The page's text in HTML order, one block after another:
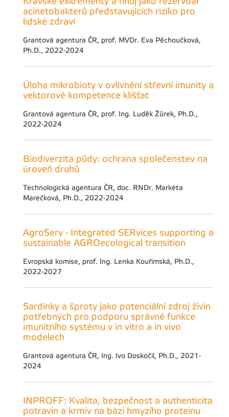
acinetobakterů představujících riziko pro
lidské zdraví
Grantová agentura ČR, prof. MVDr. Eva Pěchoučková,
Ph.D., 2022-2024
Úloha mikrobioty v ovlivnění střevní imunity a
vektorové kompetence klíšťat
Grantová agentura ČR, prof. Ing. Luděk Žůrek, Ph.D.,
2022-2024
Biodiverzita půdy: ochrana společenstev na
úroveň druhů
Technologická agentura ČR, doc. RNDr. Markéta
Marečková, Ph.D., 2022-2024
AgroServ - Integrated SERvices supporting a
sustainable AGROecological transition
Evropská komise, prof. Ing. Lenka Kouřimská, Ph.D.,
2022-2027
Sardinky a šproty jako potenciální zdroj živin
potřebných pro podporu správné funkce
imunitního systému v in vitro a in vivo
modelech
Grantová agentura ČR, Ing. Ivo Doskočil, Ph.D., 2021-
2024
INPROFF: Kvalita, bezpečnost a authenticita
potravin a krmiv na bázi hmyzího proteinu